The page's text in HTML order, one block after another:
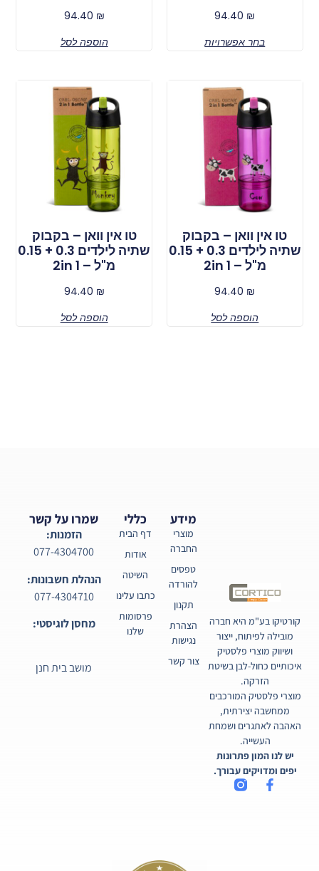
94.40 ₪
בחר אפשרויות
94.40 ₪
הוספה לסל
טו אין וואן – בקבוק
שתיה לילדים 0.3 + 0.15
מ"ל – 2in 1
94.40 ₪
הוספה לסל
טו אין וואן – בקבוק
שתיה לילדים 0.3 + 0.15
מ"ל – 2in 1
94.40 ₪
הוספה לסל
קורטיקו בע"מ היא חברה
מובילה לפיתוח, ייצור
ושיווק מוצרי פלסטיק
איכותיים כחול-לבן בשיטת
הזרקה.
מוצרי פלסטיק המורכבים
ממחשבה יצירתית,
האהבה לאתגרים ושמחת
העשייה.
יש לנו המון פתרונות
יפים ומדויקים עבורך.
כללי
דף הבית
אודות
השיטה
כתבו עלינו
פרסומות
שלנו
מידע
מוצרי
החברה
טפסים
להורדה
תקנון
הצהרת
נגישות
צור קשר
שמרו על קשר
הזמנות:
077-4304700
הנהלת חשבונות:
077-4304710
מחסן לוגיסטי:
מושב בית חנן